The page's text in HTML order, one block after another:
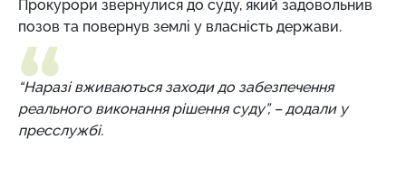
Прокурори звернулися до суду, який задовольнив
позов та повернув землі у власність держави.
“Наразі вживаються заходи до забезпечення
реального виконання рішення суду”, – додали у
пресслужбі.